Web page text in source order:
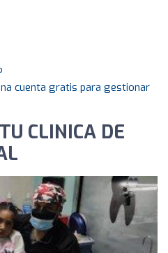
cuenta gratis para gestionar
CLINICA DE